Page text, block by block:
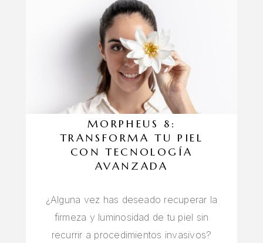
MORPHEUS 8:
TRANSFORMA TU PIEL
CON TECNOLOGÍA
AVANZADA
¿Alguna vez has deseado recuperar la
firmeza y luminosidad de tu piel sin
recurrir a procedimientos invasivos?